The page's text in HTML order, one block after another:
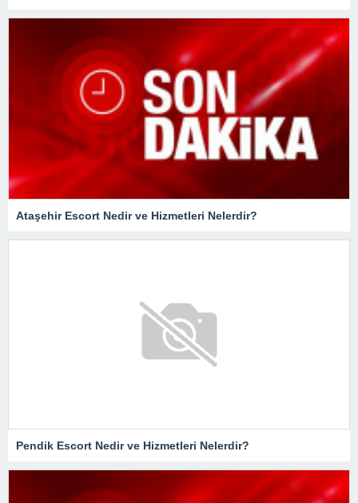
Ataşehir Escort Nedir ve Hizmetleri Nelerdir?
Pendik Escort Nedir ve Hizmetleri Nelerdir?